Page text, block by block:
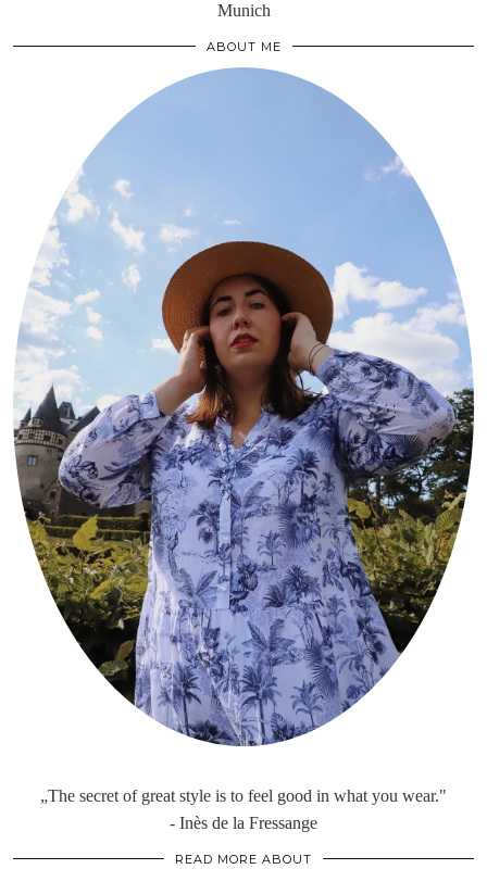
Munich
ABOUT ME
„The secret of great style is to feel good in what you wear."
- Inès de la Fressange
READ MORE ABOUT